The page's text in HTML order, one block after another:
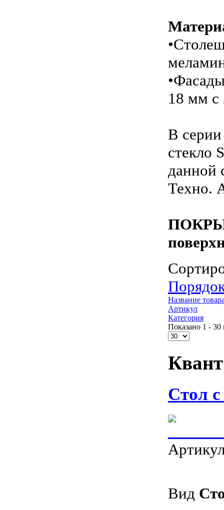
18 мм
В
стекло
данной
Техно.
Название
Артикул
Категория
Показано 1 - 30
Квант
Стол
Вид